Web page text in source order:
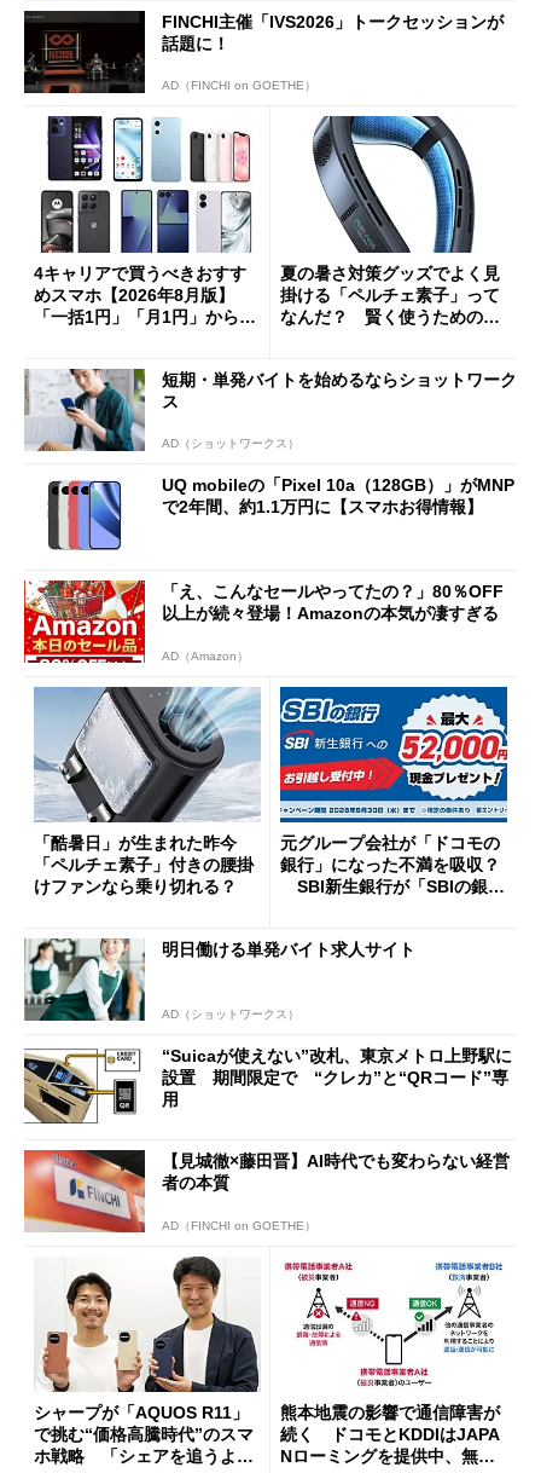
FINCHI主催「IVS2026」トークセッションが
話題に！
AD（FINCHI on GOETHE）
4キャリアで買うべきおすす
めスマホ【2026年8月版】
「一括1円」「月1円」からお
夏の暑さ対策グッズでよく見
掛ける「ペルチェ素子」って
なんだ？ 賢く使うための注
短期・単発バイトを始めるならショットワーク
ス
AD（ショットワークス）
UQ mobileの「Pixel 10a（128GB）」がMNP
で2年間、約1.1万円に【スマホお得情報】
「え、こんなセールやってたの？」80％OFF
以上が続々登場！Amazonの本気が凄すぎる
AD（Amazon）
「酷暑日」が生まれた昨今
「ペルチェ素子」付きの腰掛
けファンなら乗り切れる？
元グループ会社が「ドコモの
銀行」になった不満を吸収？
SBI新生銀行が「SBIの銀
開催
明日働ける単発バイト求人サイト
AD（ショットワークス）
“Suicaが使えない”改札、東京メトロ上野駅に
設置 期間限定で “クレカ”と“QRコード”専
用
【見城徹×藤田晋】AI時代でも変わらない経営
者の本質
AD（FINCHI on GOETHE）
シャープが「AQUOS R11」
で挑む“価格高騰時代”のスマ
ホ戦略 「シェアを追うより
熊本地震の影響で通信障害が
続く ドコモとKDDIはJAPA
Nローミングを提供中、無料